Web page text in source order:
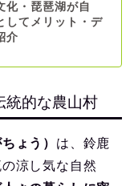
化・琵琶湖が自
してメリット・デ
介
統的な農山村
ょう） は、鈴鹿
涼し気な自然